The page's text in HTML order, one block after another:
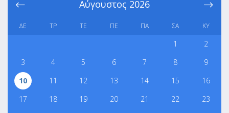
Αύγουστος 2026
ΔΕ ΤΡ ΤΕ ΠΕ ΠΑ ΣΑ ΚΥ
1
2
3
4 5 6 7 8
9
10
11 12 13 14 15
16
17
18 19 20 21 22
23